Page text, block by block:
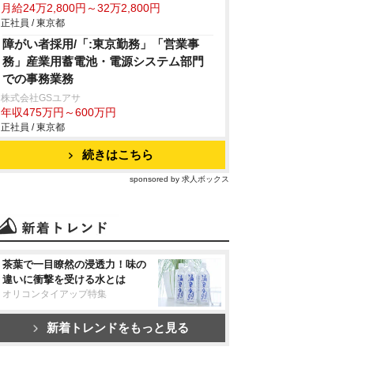
月給24万2,800円～32万2,800円
正社員 / 東京都
障がい者採用/「:東京勤務」「営業事
務」産業用蓄電池・電源システム部門
での事務業務
株式会社GSユアサ
年収475万円～600万円
正社員 / 東京都
続きはこちら
sponsored by 求人ボックス
茶葉で一目瞭然の浸透力！味の
違いに衝撃を受ける水とは
オリコンタイアップ特集
新着トレンドをもっと見る